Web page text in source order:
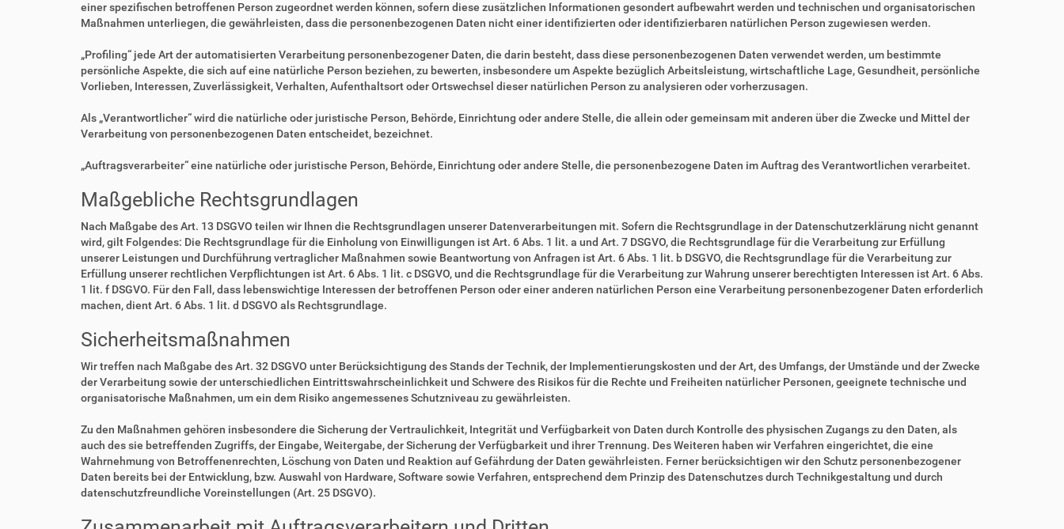
einer spezifischen betroffenen Person zugeordnet werden können, sofern diese zusätzlichen Informationen gesondert aufbewahrt werden und technischen und organisatorischen
Maßnahmen unterliegen, die gewährleisten, dass die personenbezogenen Daten nicht einer identifizierten oder identifizierbaren natürlichen Person zugewiesen werden.
„Profiling“ jede Art der automatisierten Verarbeitung personenbezogener Daten, die darin besteht, dass diese personenbezogenen Daten verwendet werden, um bestimmte
persönliche Aspekte, die sich auf eine natürliche Person beziehen, zu bewerten, insbesondere um Aspekte bezüglich Arbeitsleistung, wirtschaftliche Lage, Gesundheit, persönliche
Vorlieben, Interessen, Zuverlässigkeit, Verhalten, Aufenthaltsort oder Ortswechsel dieser natürlichen Person zu analysieren oder vorherzusagen.
Als „Verantwortlicher“ wird die natürliche oder juristische Person, Behörde, Einrichtung oder andere Stelle, die allein oder gemeinsam mit anderen über die Zwecke und Mittel der
Verarbeitung von personenbezogenen Daten entscheidet, bezeichnet.
„Auftragsverarbeiter“ eine natürliche oder juristische Person, Behörde, Einrichtung oder andere Stelle, die personenbezogene Daten im Auftrag des Verantwortlichen verarbeitet.
Maßgebliche Rechtsgrundlagen
Nach Maßgabe des Art. 13 DSGVO teilen wir Ihnen die Rechtsgrundlagen unserer Datenverarbeitungen mit. Sofern die Rechtsgrundlage in der Datenschutzerklärung nicht genannt
wird, gilt Folgendes: Die Rechtsgrundlage für die Einholung von Einwilligungen ist Art. 6 Abs. 1 lit. a und Art. 7 DSGVO, die Rechtsgrundlage für die Verarbeitung zur Erfüllung
unserer Leistungen und Durchführung vertraglicher Maßnahmen sowie Beantwortung von Anfragen ist Art. 6 Abs. 1 lit. b DSGVO, die Rechtsgrundlage für die Verarbeitung zur
Erfüllung unserer rechtlichen Verpflichtungen ist Art. 6 Abs. 1 lit. c DSGVO, und die Rechtsgrundlage für die Verarbeitung zur Wahrung unserer berechtigten Interessen ist Art. 6 Abs.
1 lit. f DSGVO. Für den Fall, dass lebenswichtige Interessen der betroffenen Person oder einer anderen natürlichen Person eine Verarbeitung personenbezogener Daten erforderlich
machen, dient Art. 6 Abs. 1 lit. d DSGVO als Rechtsgrundlage.
Sicherheitsmaßnahmen
Wir treffen nach Maßgabe des Art. 32 DSGVO unter Berücksichtigung des Stands der Technik, der Implementierungskosten und der Art, des Umfangs, der Umstände und der Zwecke
der Verarbeitung sowie der unterschiedlichen Eintrittswahrscheinlichkeit und Schwere des Risikos für die Rechte und Freiheiten natürlicher Personen, geeignete technische und
organisatorische Maßnahmen, um ein dem Risiko angemessenes Schutzniveau zu gewährleisten.
Zu den Maßnahmen gehören insbesondere die Sicherung der Vertraulichkeit, Integrität und Verfügbarkeit von Daten durch Kontrolle des physischen Zugangs zu den Daten, als
auch des sie betreffenden Zugriffs, der Eingabe, Weitergabe, der Sicherung der Verfügbarkeit und ihrer Trennung. Des Weiteren haben wir Verfahren eingerichtet, die eine
Wahrnehmung von Betroffenenrechten, Löschung von Daten und Reaktion auf Gefährdung der Daten gewährleisten. Ferner berücksichtigen wir den Schutz personenbezogener
Daten bereits bei der Entwicklung, bzw. Auswahl von Hardware, Software sowie Verfahren, entsprechend dem Prinzip des Datenschutzes durch Technikgestaltung und durch
datenschutzfreundliche Voreinstellungen (Art. 25 DSGVO).